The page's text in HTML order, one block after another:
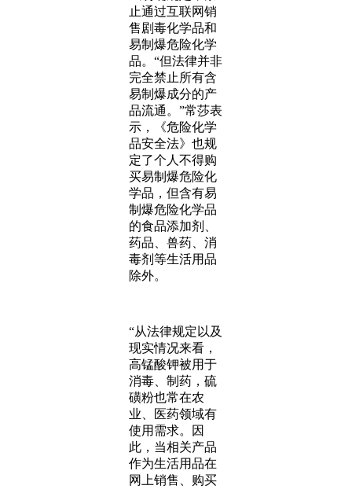
止通过互联网销
售剧毒化学品和
易制爆危险化学
品。“但法律并非
完全禁止所有含
易制爆成分的产
品流通。”常莎表
示，《危险化学
品安全法》也规
定了个人不得购
买易制爆危险化
学品，但含有易
制爆危险化学品
的食品添加剂、
药品、兽药、消
毒剂等生活用品
除外。
“从法律规定以及
现实情况来看，
高锰酸钾被用于
消毒、制药，硫
磺粉也常在农
业、医药领域有
使用需求。因
此，当相关产品
作为生活用品在
网上销售、购买